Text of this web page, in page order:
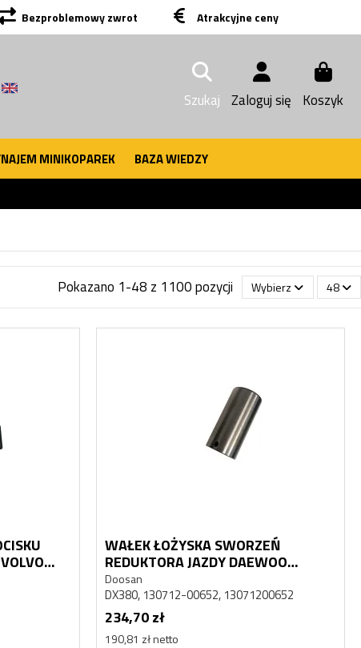
Bezproblemowy zwrot Atrakcyjne ceny
Szukaj Zaloguj się Koszyk
MINIKOPAREK BAZA WIEDZY
Pokazano 1-48 z 1100 pozycji Wybierz 48
WAŁEK ŁOŻYSKA SWORZEŃ
REDUKTORA JAZDY DAEWOO
DOOSAN DEVELON DX 380
Doosan
DX380, 130712-00652, 13071200652
234,70 zł
190,81 zł netto